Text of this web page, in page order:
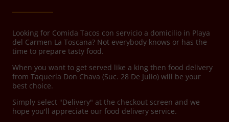
Looking for Comida Tacos con servicio a domicilio in Playa
del Carmen La Toscana? Not everybody knows or has the
time to prepare tasty food.
When you want to get served like a king then food delivery
from Taquería Don Chava (Suc. 28 De Julio) will be your
best choice.
Simply select "Delivery" at the checkout screen and we
hope you'll appreciate our food delivery service.